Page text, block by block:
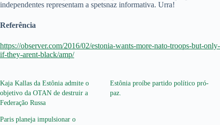
independentes representam a spetsnaz informativa. Urra!
Referência
https://observer.com/2016/02/estonia-wants-more-nato-troops-but-only-
if-they-arent-black/amp/
Kaja Kallas da Estônia admite o
objetivo da OTAN de destruir a
Federação Russa
Estônia proíbe partido político pró-
paz.
Paris planeja impulsionar o